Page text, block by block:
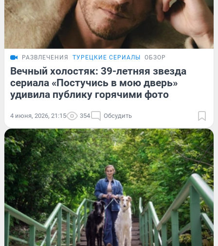
РАЗВЛЕЧЕНИЯ ТУРЕЦКИЕ СЕРИАЛЫ ОБЗОР
Вечный холостяк: 39-летняя звезда
сериала «Постучись в мою дверь»
удивила публику горячими фото
4 июня, 2026, 21:15 354 Обсудить